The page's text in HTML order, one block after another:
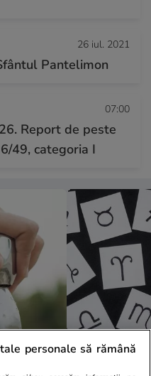
26 iul. 2021
Pantelimon
07:00
Report de peste
49, categoria I
17:07 Horoscop
personale să rămână